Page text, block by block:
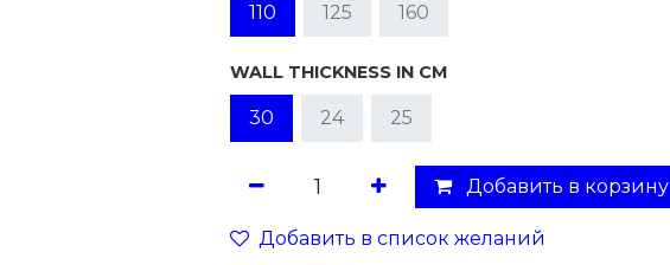
110 125 160
WALL THICKNESS IN CM
30 24 25
Добавить в корзину
Добавить в список желаний